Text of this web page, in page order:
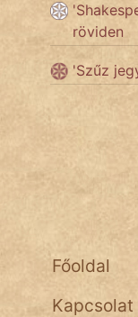
ÉLETMÓD
És
röviden
'Szűz
Főoldal
Kapcsolat